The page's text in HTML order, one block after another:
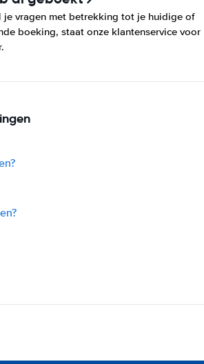
je vragen met betrekking tot je huidige of
boeking, staat onze klantenservice voor